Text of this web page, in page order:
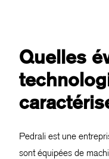
Quelles
Pedrali est une
sont équipées de